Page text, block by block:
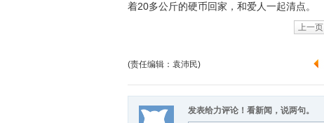
着20多公斤的硬币回家，和爱人一起清点。
上一页
(责任编辑：袁沛民)
发表给力评论！看新闻，说两句。